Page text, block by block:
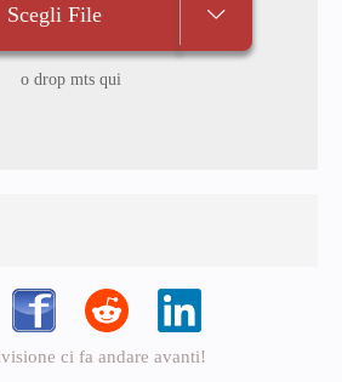
Scegli File
o drop mts qui
ci fa andare avanti!